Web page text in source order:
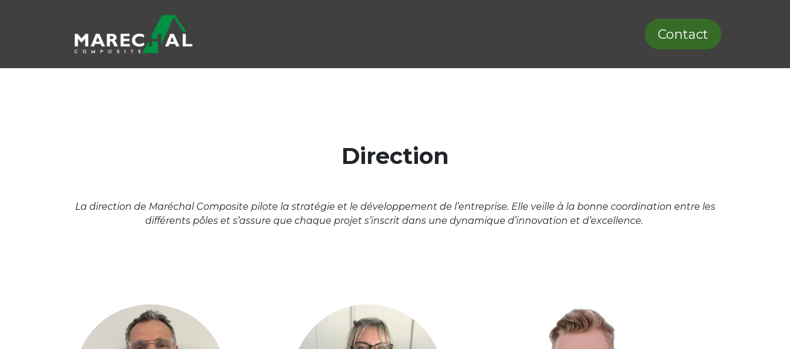
Contact
Direction
La direction de Maréchal Composite pilote la stratégie et le développement de l’entreprise. Elle veille à la bonne coordination entre les
différents pôles et s’assure que chaque projet s’inscrit dans une dynamique d’innovation et d’excellence.